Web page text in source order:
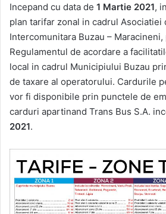
Incepand cu data de 1 Martie 2021,
plan tarifar zonal in cadrul Asociatiei
Intercomunitara Buzau – Maracineni,
Regulamentul de acordare a
local in cadrul Municipiului Buzau
de taxare al operatorului. Cardurile
vor fi disponibile prin punctele de
carduri apartinand Trans Bus S.A.
2021.